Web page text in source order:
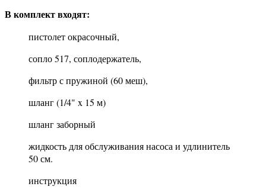
В комплект входят:
пистолет окрасочный,
сопло 517, соплодержатель,
фильтр с пружиной (60 меш),
шланг (1/4" x 15 м)
шланг заборный
жидкость для обслуживания насоса и удлинитель
50 см.
инструкция